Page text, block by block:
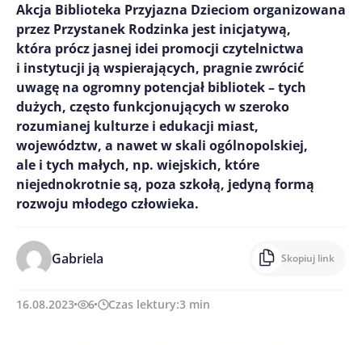
Akcja Biblioteka Przyjazna Dzieciom organizowana
przez Przystanek Rodzinka jest inicjatywą,
która prócz jasnej idei promocji czytelnictwa
i instytucji ją wspierających, pragnie zwrócić
uwagę na ogromny potencjał bibliotek – tych
dużych, często funkcjonujących w szeroko
rozumianej kulturze i edukacji miast,
województw, a nawet w skali ogólnopolskiej,
ale i tych małych, np. wiejskich, które
niejednokrotnie są, poza szkołą, jedyną formą
rozwoju młodego człowieka.
Gabriela Skopiuj link
16.08.2023 6 Czas lektury:3 min